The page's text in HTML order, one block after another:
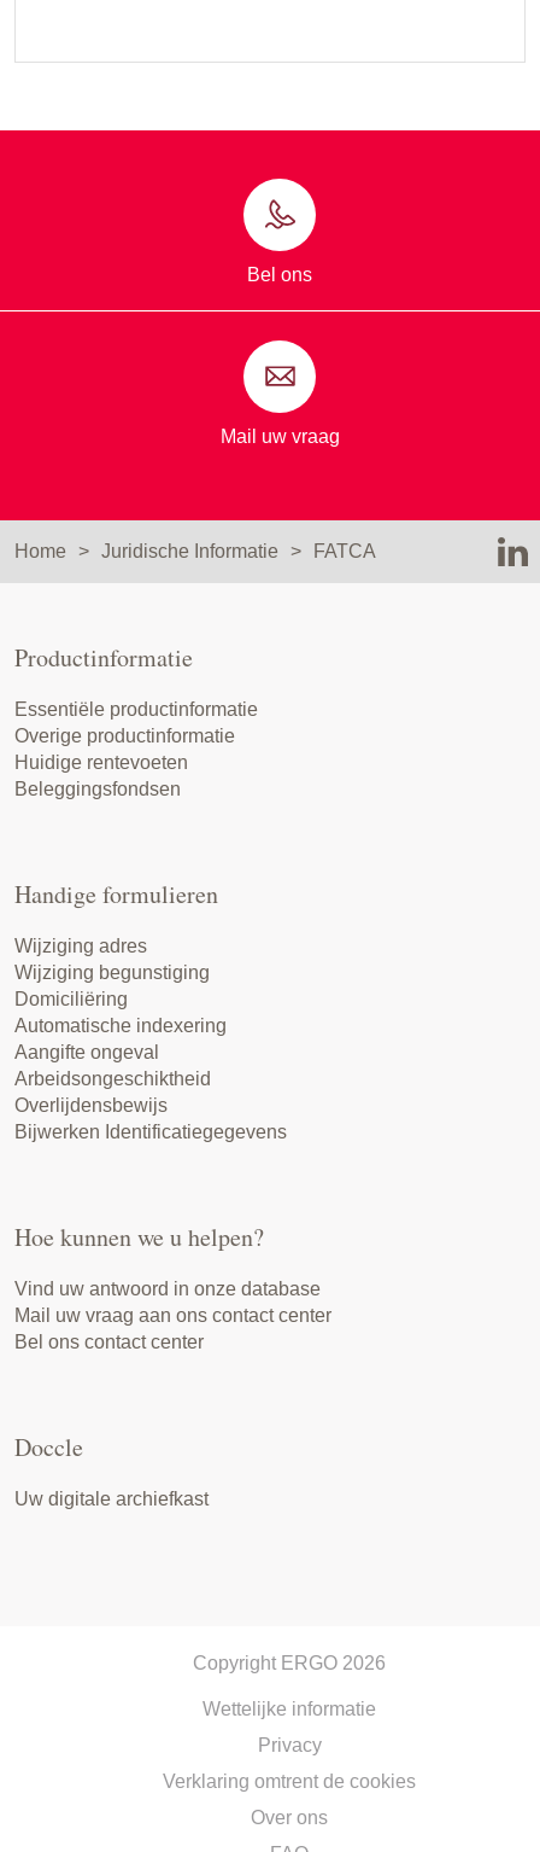
Bel ons
Mail uw vraag
Home Juridische Informatie FATCA
Productinformatie
Essentiële productinformatie
Overige productinformatie
Huidige rentevoeten
Beleggingsfondsen
Handige formulieren
Wijziging adres
Wijziging begunstiging
Domiciliëring
Automatische indexering
Aangifte ongeval
Arbeidsongeschiktheid
Overlijdensbewijs
Bijwerken Identificatiegegevens
Hoe kunnen we u helpen?
Vind uw antwoord in onze database
Mail uw vraag aan ons contact center
Bel ons contact center
Doccle
Uw digitale archiefkast
Copyright ERGO 2026
Wettelijke informatie
Privacy
Verklaring omtrent de cookies
Over ons